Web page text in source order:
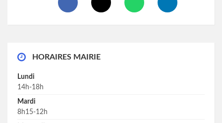
HORAIRES MAIRIE
Lundi
14h-18h
Mardi
8h15-12h